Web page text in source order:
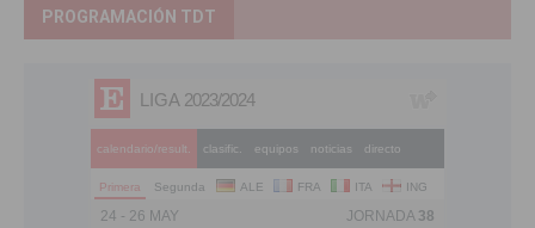
PROGRAMACIÓN TDT